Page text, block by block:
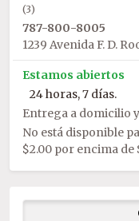
(3)
787-800-8005
1239 Avenida F. D.
Estamos abiertos
24 horas, 7 días.
Entrega a domicilio
No está disponible
$2.00 por encima de